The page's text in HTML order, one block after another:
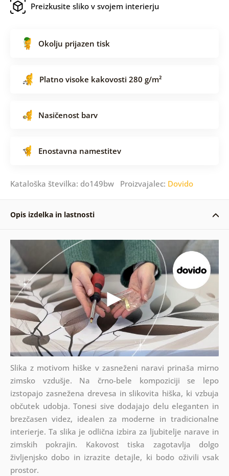
Preizkusite sliko v svojem interierju
Okolju prijazen tisk
Platno visoke kakovosti 280 g/m²
Nasičenost barv
Enostavna namestitev
Kataloška številka: do149bw Proizvajalec: Dovido
Opis izdelka in lastnosti
Slika z motivom hiške v zasneženi naravi prinaša mirno
zimsko vzdušje. Na črno-bele kompoziciji se lepo
izstopajo zasnežena drevesa in slikovita hiška, ki vzbuja
občutek udobja. Tonesi sive dodajajo delu eleganten in
brezčasen videz, idealen za moderne in tradicionalne
interierje. Ta slika je odlična izbira za ljubitelje narave in
zimskih pokrajin. Kakovost tiska zagotavlja dolgo
življenjsko dobo in izrazite detajle, ki bodo oživili vsak
prostor.